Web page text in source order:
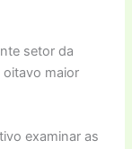
setor da
maior
examinar as